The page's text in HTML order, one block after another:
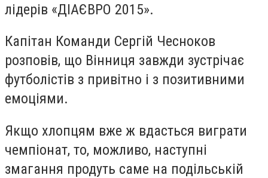
лідерів «ДІАЄВРО 2015».
Капітан Команди Сергій Чесноков
розповів, що Вінниця завжди зустрічає
футболістів з привітно і з позитивними
емоціями.
Якщо хлопцям вже ж вдасться виграти
чемпіонат, то, можливо, наступні
змагання продуть саме на подільській